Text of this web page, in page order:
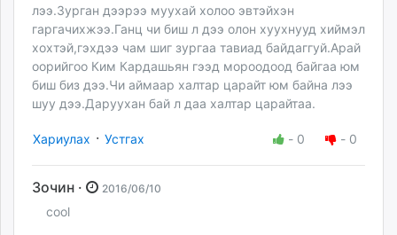
лээ.Зурган дээрээ муухай холоо эвтэйхэн
гаргачихжээ.Ганц чи биш л дээ олон хуухнууд хиймэл
хохтэй,гэхдээ чам шиг зургаа тавиад байдаггуй.Арай
оорийгоо Ким Кардашьян гээд мороодоод байгаа юм
биш биз дээ.Чи аймаар халтар царайт юм байна лээ
шуу дээ.Даруухан бай л даа халтар царайтаа.
Хариулах · Устгах - 0 - 0
Зочин · 2016/06/10
cool